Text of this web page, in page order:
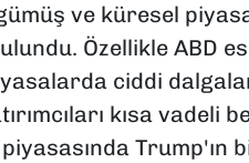
ve küresel
Özellikle ABD
ciddi
kısa vadeli
Trump'ın